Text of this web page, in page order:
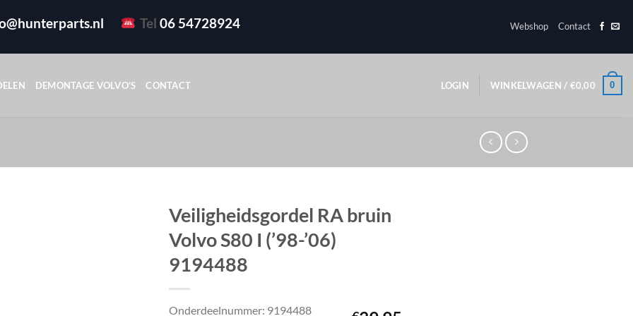
Tel 06 54728924 Webshop Contact
DEMONTAGE VOLVO’S CONTACT LOGIN WINKELWAGEN / €0,00 0
Veiligheidsgordel RA bruin
Volvo S80 I (’98-’06)
9194488
Onderdeelnummer: 9194488